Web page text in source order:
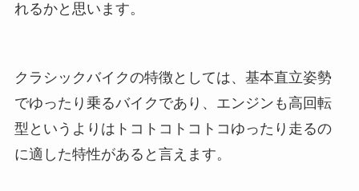
れるかと思います。
クラシックバイクの特徴としては、基本直立姿勢
でゆったり乗るバイクであり、エンジンも高回転
型というよりはトコトコトコトコゆったり走るの
に適した特性があると言えます。